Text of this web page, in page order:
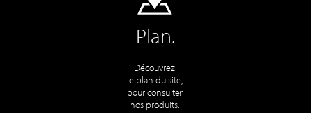
Plan.
Découvrez
le plan du site,
pour consulter
nos produits.